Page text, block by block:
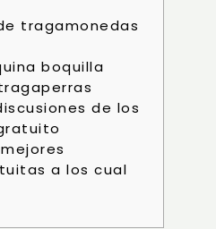
tragamonedas
boquilla
de los
a los cual